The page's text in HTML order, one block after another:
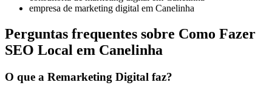
empresa de marketing digital em Canelinha
Perguntas frequentes sobre Como Fazer
SEO Local em Canelinha
O que a Remarketing Digital faz?